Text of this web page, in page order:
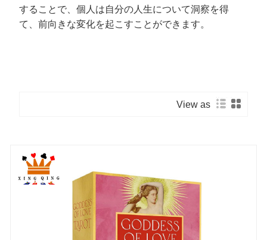
することで、個人は自分の人生について洞察を得
て、前向きな変化を起こすことができます。
View as